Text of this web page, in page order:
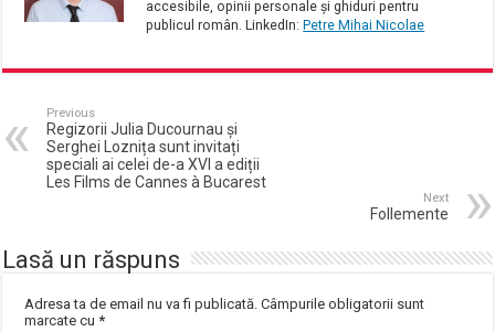
accesibile, opinii personale și ghiduri pentru
publicul român. LinkedIn: Petre Mihai Nicolae
Previous
Regizorii Julia Ducournau și
Serghei Loznița sunt invitați
speciali ai celei de-a XVI a ediții
Les Films de Cannes à Bucarest
Next
Follemente
Lasă un răspuns
Adresa ta de email nu va fi publicată. Câmpurile obligatorii sunt
marcate cu*